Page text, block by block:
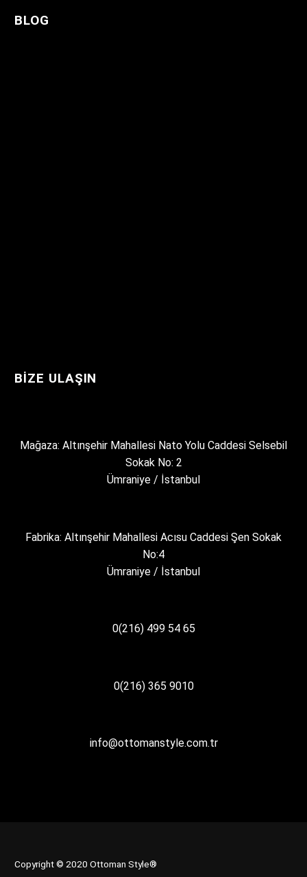
BLOG
BIZE ULAŞIN
Mağaza: Altınşehir Mahallesi Nato Yolu Caddesi Selsebil
Sokak No: 2
Ümraniye / İstanbul
Fabrika: Altınşehir Mahallesi Acısu Caddesi Şen Sokak
No:4
Ümraniye / İstanbul
0(216) 499 54 65
0(216) 365 9010
info@ottomanstyle.com.tr
Copyright © 2020 Ottoman Style®